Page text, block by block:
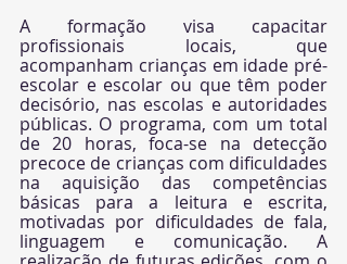
A formação visa capacitar
profissionais locais, que
acompanham crianças em idade pré-
escolar e escolar ou que têm poder
decisório, nas escolas e autoridades
públicas. O programa, com um total
de 20 horas, foca-se na detecção
precoce de crianças com dificuldades
na aquisição das competências
básicas para a leitura e escrita,
motivadas por dificuldades de fala,
linguagem e comunicação. A